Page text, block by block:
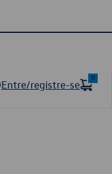
Entre/registre-se
0